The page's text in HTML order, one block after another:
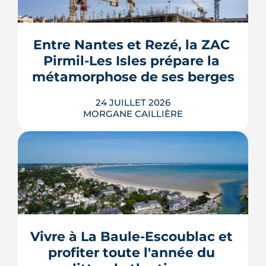
septembre 2026, sous réserve de la
publication des textes définitifs.
fenêtres, VMC, chauffe-eau
thermodynamique, chauffage au bois
et solaire thermi...
Entre Nantes et Rezé, la ZAC
Pirmil-Les Isles prépare la
métamorphose de ses berges
24 JUILLET 2026
MORGANE CAILLIÈRE
Le projet de la ZAC Pirmil-Les Isles
déploie 3 300 logements neufs entre
Rezé et Nantes, dont 55 % attribués au
en Bail Réel Solidaire.
LIRE L'ARTICLE
Vivre à La Baule-Escoublac et
profiter toute l'année du